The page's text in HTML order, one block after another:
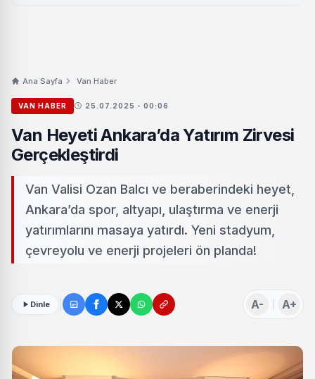
Ana Sayfa Van Haber
VAN HABER 25.07.2025 - 00:06
Van Heyeti Ankara’da Yatırım Zirvesi
Gerçekleştirdi
Van Valisi Ozan Balcı ve beraberindeki heyet,
Ankara’da spor, altyapı, ulaştırma ve enerji
yatırımlarını masaya yatırdı. Yeni stadyum,
çevreyolu ve enerji projeleri ön planda!
Dinle A- A+